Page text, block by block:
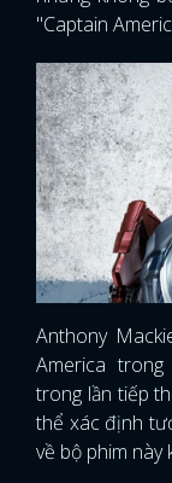
"Captain
Anthony
America
trong lần tiếp
thể xác định
về bộ phim này